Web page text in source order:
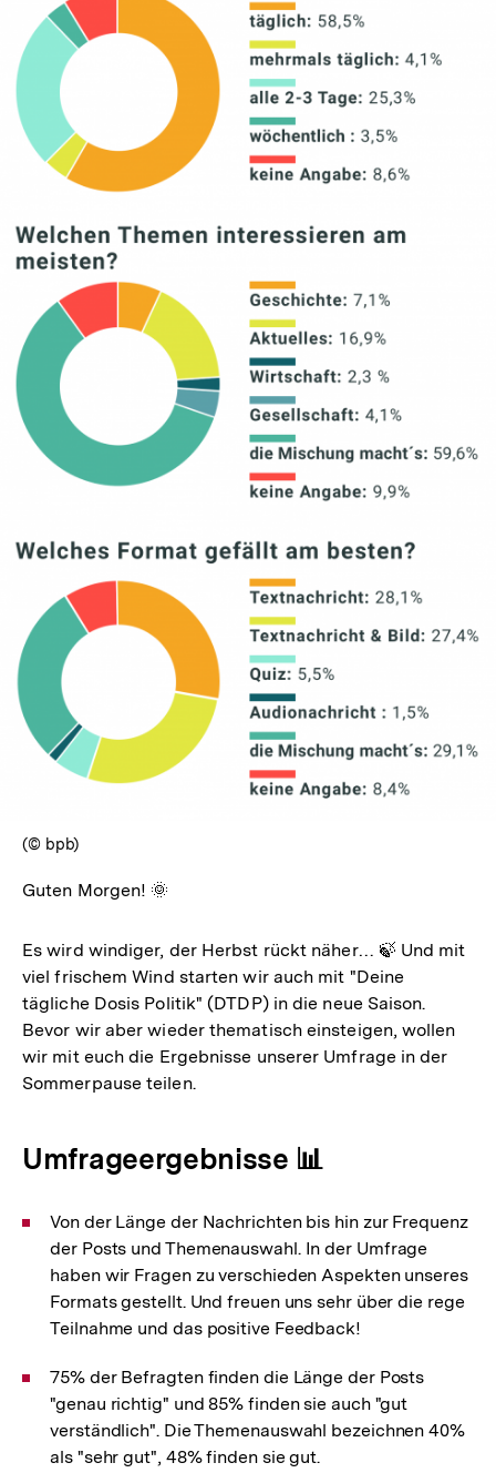
In
Lightbox
öffnen
(© bpb)
Guten Morgen! 🌞
Es wird windiger, der Herbst rückt näher… 🍃 Und mit
viel frischem Wind starten wir auch mit "Deine
tägliche Dosis Politik" (DTDP) in die neue Saison.
Bevor wir aber wieder thematisch einsteigen, wollen
wir mit euch die Ergebnisse unserer Umfrage in der
Sommerpause teilen.
Umfrageergebnisse 📊
Von der Länge der Nachrichten bis hin zur Frequenz
der Posts und Themenauswahl. In der Umfrage
haben wir Fragen zu verschieden Aspekten unseres
Formats gestellt. Und freuen uns sehr über die rege
Teilnahme und das positive Feedback!
75% der Befragten finden die Länge der Posts
"genau richtig" und 85% finden sie auch "gut
verständlich". Die Themenauswahl bezeichnen 40%
als "sehr gut", 48% finden sie gut.